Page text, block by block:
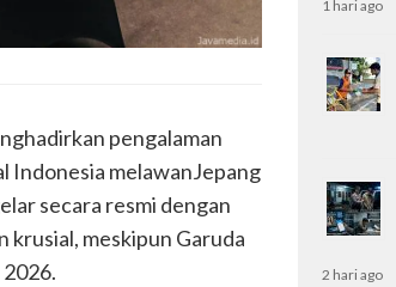
pengalaman
Indonesia melawanJepang
secara resmi dengan
krusial, meskipun Garuda
2026.
1 hari ago
2 hari ago